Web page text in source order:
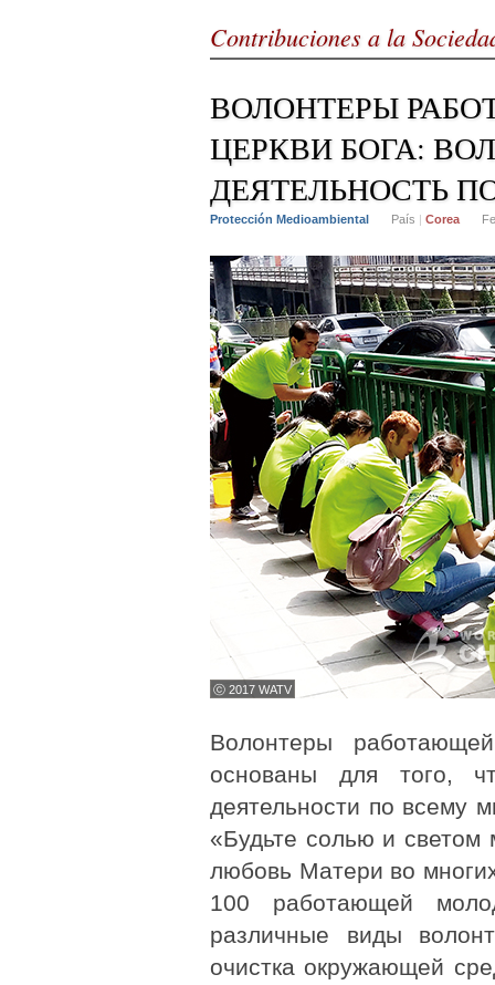
Contribuciones a la
ВОЛОНТЕРЫ
ЦЕРКВИ БОГА:
ДЕЯТЕЛЬНОСТЬ
Protección Medioambiental País | Corea
ⓒ 2017 WATV
Волонтеры
основаны для того,
деятельности по всему
«Будьте солью и светом
любовь Матери во
100 работающей
различные виды
очистка окружающей